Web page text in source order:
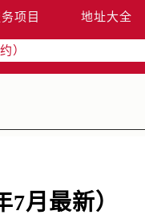
项目 地址大全
预约）
）
约）
提前预约）
）月最新）